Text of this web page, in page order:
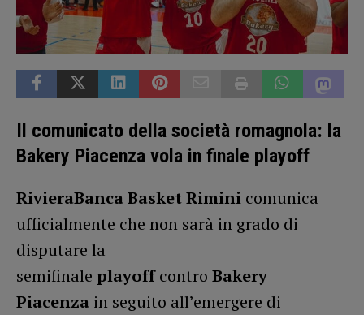
Il comunicato della società romagnola: la
Bakery Piacenza vola in finale playoff
RivieraBanca Basket Rimini comunica
ufficialmente che non sarà in grado di
disputare la
semifinale playoffcontro Bakery
Piacenza in seguito all’emergere di